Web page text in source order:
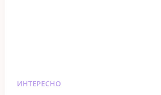
ИНТЕРЕСНО